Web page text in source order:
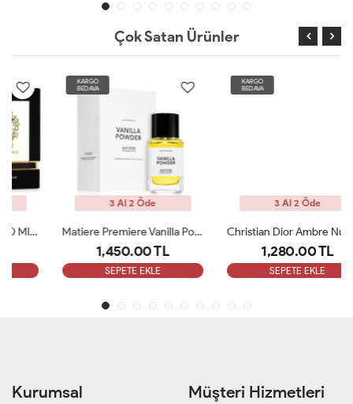
Çok Satan Ürünler
BEDAVA
3 Al 2 Öde
Matiere Premiere Vanilla Powder Edp100ml Unisex Parfüm ARC
1,450.00 TL
SEPETE EKLE
3 Al 2 Öde
Christian Dior Ambre Nuit Edp 125 Ml Unisex Parfüm ARC
1,280.00 TL
SEPETE EKLE
Kurumsal Müşteri Hizmetleri